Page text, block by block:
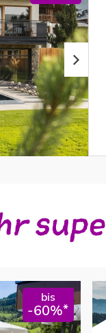
bis
-60%*